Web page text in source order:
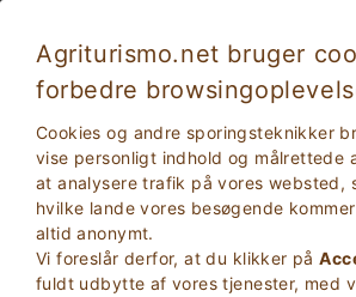
Agriturismo.net bruger
forbedre
Cookies og andre sporingsteknikker
vise personligt indhold og målrettede
at analysere trafik på vores websted,
hvilke lande vores besøgende
altid anonymt.
Vi foreslår derfor, at du klikker på
fuldt udbytte af vores tjenester, med
Agriturismo med halvpension
grønne